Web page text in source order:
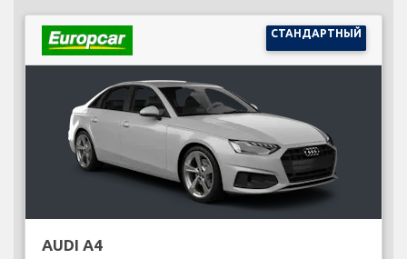
СТАНДАРТНЫЙ
AUDI A4